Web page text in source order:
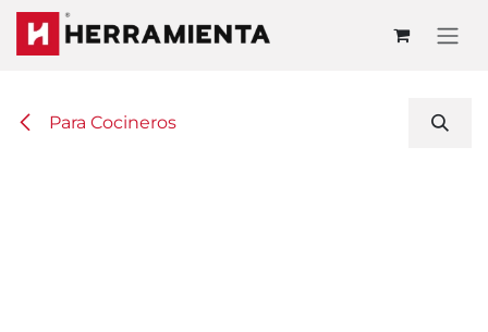
Ir al contenido
Para Cocineros